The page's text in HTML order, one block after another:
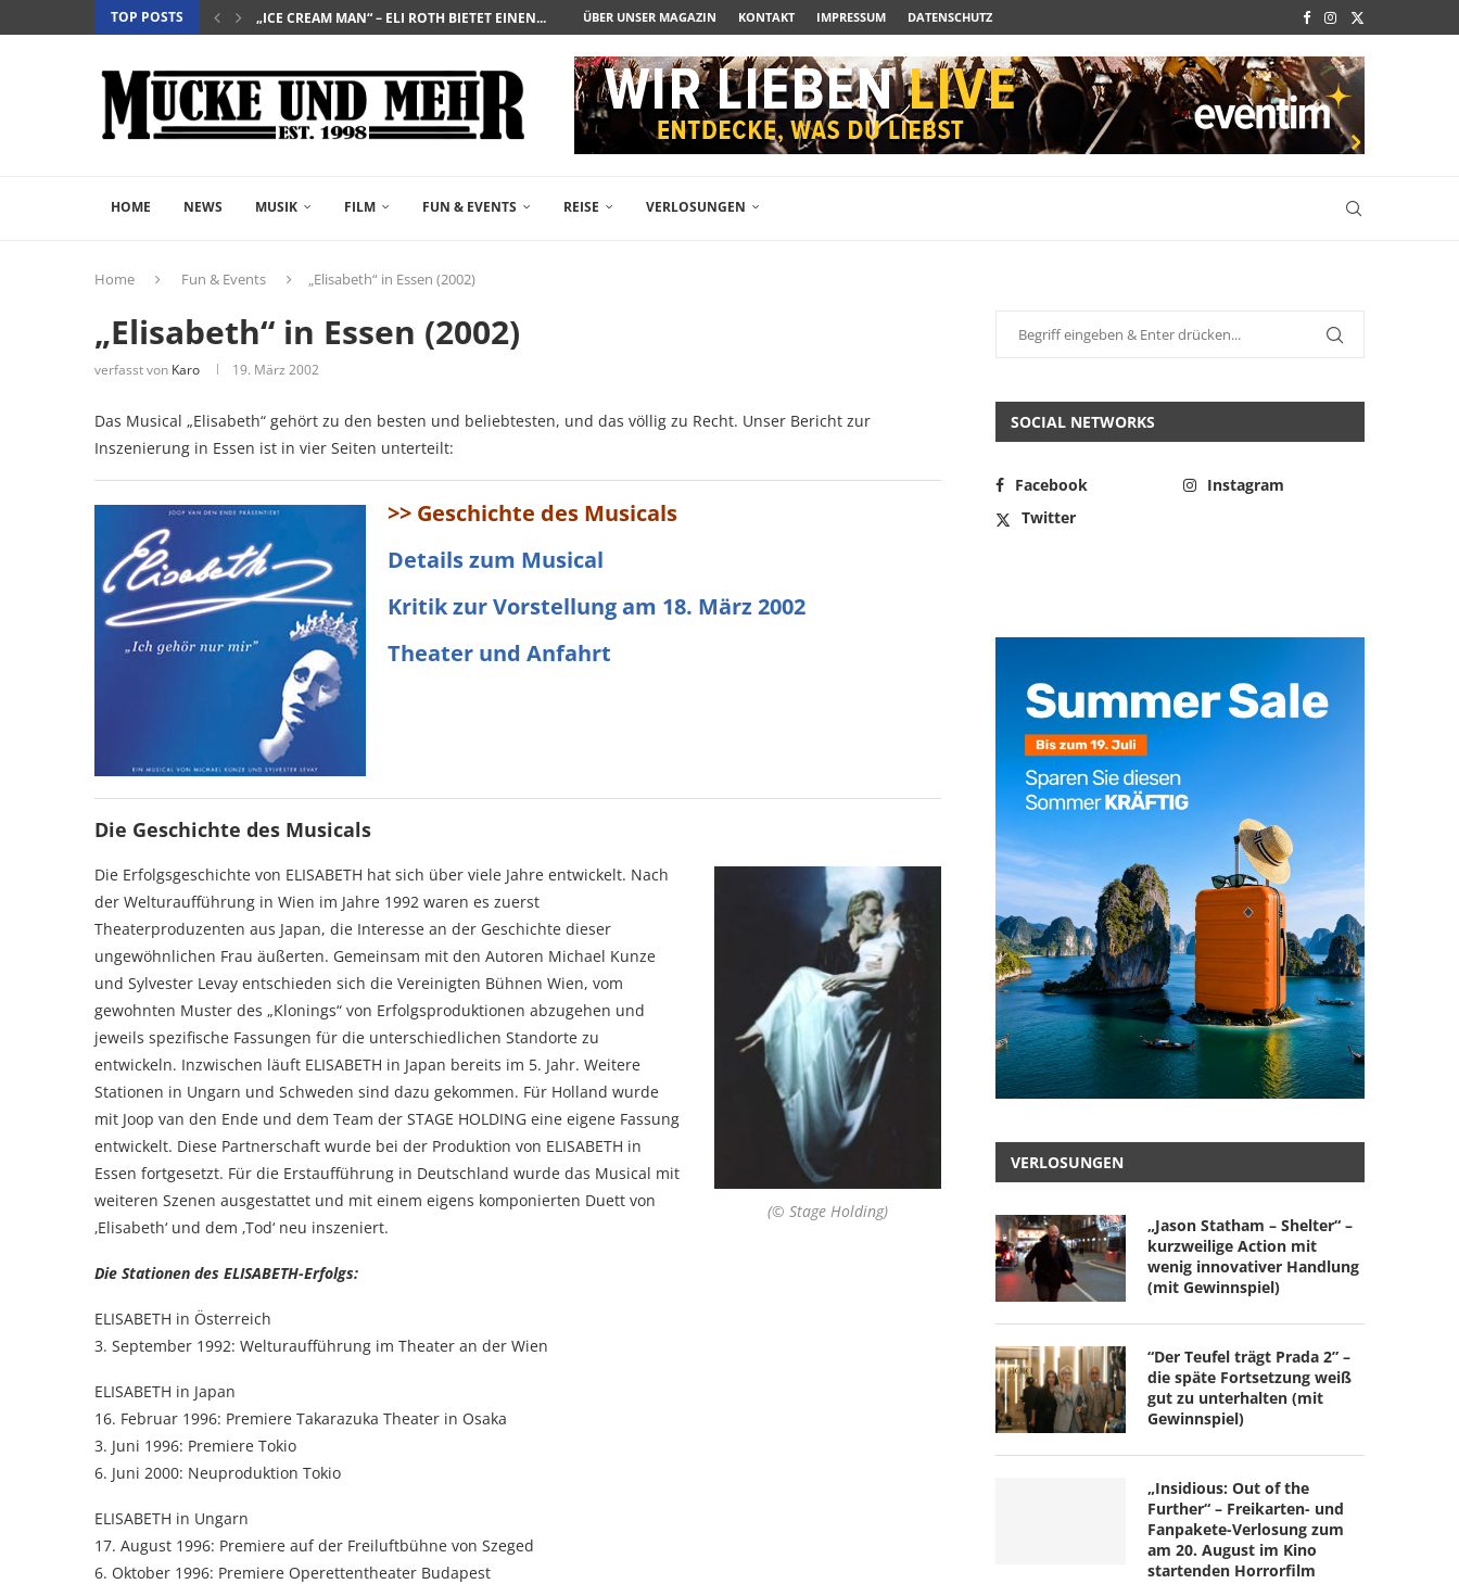
TOP POSTS
„EVERYTIME“ – BERÜHRENDE TRAUERAUFARBEITUNG DER BESONDEREN ART
„NIGHTBORN“ – WENN MUTTERSEIN ZUM ALBTRAUM WIRD
„INSIDIOUS: OUT OF THE FURTHER“ – FREIKARTEN- UND...
„THE FAST AND THE FURIOUS“ – DER ACTION-BLOCKBUSTER...
„SALZ UND WASSER – MIT DER LEGENDÄREN POLARSTERN...
„PALÄSTINA 36“ – DAS HISTORIEN-DRAMA JETZT AUF DVD...
„GELIEBTER SPINNER“ – JOHN SCHLESINGERS ROMCOM AUS 1963...
ÜBER UNSER MAGAZIN KONTAKT IMPRESSUM DATENSCHUTZ
HOME NEWS MUSIK FILM FUN & EVENTS REISE VERLOSUNGEN
Home Fun & Events „Elisabeth“ in Essen (2002)
„Elisabeth“ in Essen (2002)
verfasst von Karo 19. März 2002
Das Musical „Elisabeth“ gehört zu den besten und beliebtesten, und das völlig zu Recht. Unser Bericht zur
Inszenierung in Essen ist in vier Seiten unterteilt:
>> Geschichte des Musicals
Details zum Musical
Kritik zur Vorstellung am 18. März 2002
Theater und Anfahrt
Die Geschichte des Musicals
(© Stage Holding)
Die Erfolgsgeschichte von ELISABETH hat sich über viele Jahre entwickelt. Nach
der Welturaufführung in Wien im Jahre 1992 waren es zuerst
Theaterproduzenten aus Japan, die Interesse an der Geschichte dieser
ungewöhnlichen Frau äußerten. Gemeinsam mit den Autoren Michael Kunze
und Sylvester Levay entschieden sich die Vereinigten Bühnen Wien, vom
gewohnten Muster des „Klonings“ von Erfolgsproduktionen abzugehen und
jeweils spezifische Fassungen für die unterschiedlichen Standorte zu
entwickeln. Inzwischen läuft ELISABETH in Japan bereits im 5. Jahr. Weitere
Stationen in Ungarn und Schweden sind dazu gekommen. Für Holland wurde
mit Joop van den Ende und dem Team der STAGE HOLDING eine eigene Fassung
entwickelt. Diese Partnerschaft wurde bei der Produktion von ELISABETH in
Essen fortgesetzt. Für die Erstaufführung in Deutschland wurde das Musical mit
weiteren Szenen ausgestattet und mit einem eigens komponierten Duett von
‚Elisabeth‘ und dem ‚Tod‘ neu inszeniert.
Die Stationen des ELISABETH-Erfolgs:
ELISABETH in Österreich
3. September 1992: Welturaufführung im Theater an der Wien
ELISABETH in Japan
16. Februar 1996: Premiere Takarazuka Theater in Osaka
3. Juni 1996: Premiere Tokio
6. Juni 2000: Neuproduktion Tokio
ELISABETH in Ungarn
17. August 1996: Premiere auf der Freiluftbühne von Szeged
6. Oktober 1996: Premiere Operettentheater Budapest
SOCIAL NETWORKS
Facebook
Instagram
Twitter
VERLOSUNGEN
„Jason Statham – Shelter“ –
kurzweilige Action mit
wenig innovativer Handlung
(mit Gewinnspiel)
“Der Teufel trägt Prada 2” –
die späte Fortsetzung weiß
gut zu unterhalten (mit
Gewinnspiel)
„Insidious: Out of the
Further“ – Freikarten- und
Fanpakete-Verlosung zum
am 20. August im Kino
startenden Horrorfilm